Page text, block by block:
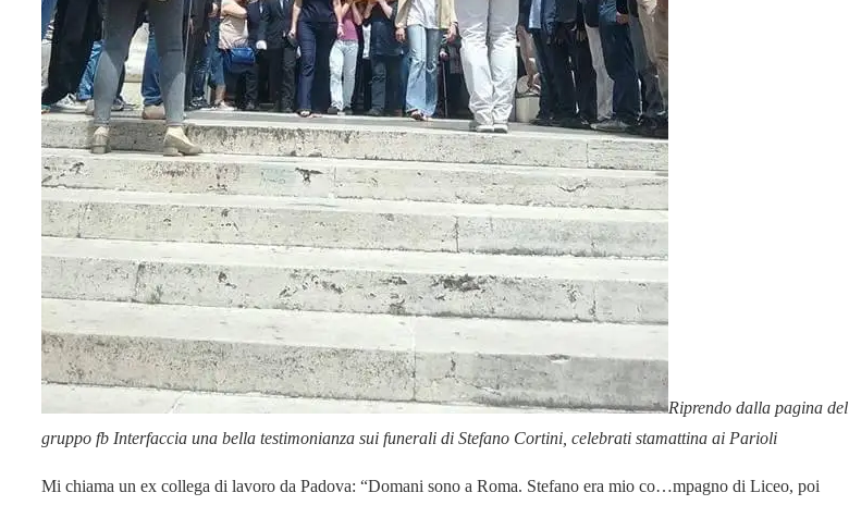
Riprendo dalla pagina del
gruppo fb Interfaccia una bella testimonianza sui funerali di Stefano Cortini, celebrati stamattina ai Parioli
Mi chiama un ex collega di lavoro da Padova: “Domani sono a Roma. Stefano era mio co…mpagno di Liceo, poi